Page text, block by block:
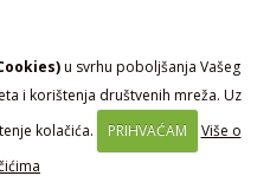
u svrhu poboljšanja Vašeg
i korištenja društvenih mreža. Uz
kolačića.
PRIHVAĆAM
Više o